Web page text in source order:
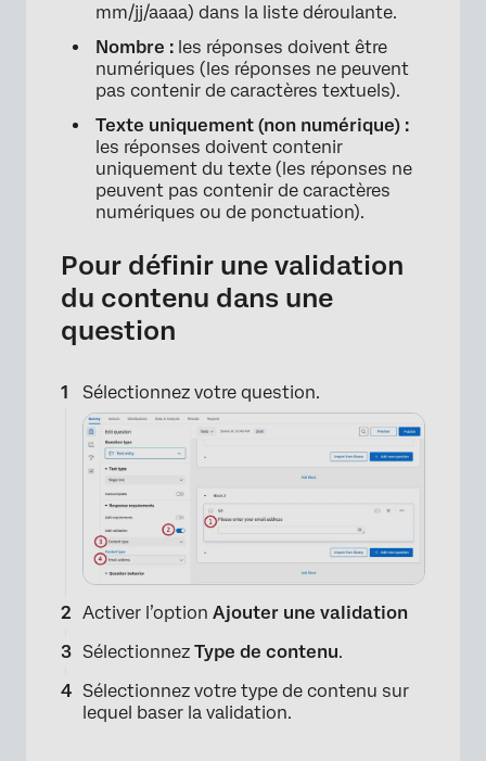
mm/jj/aaaa) dans la liste déroulante.
Nombre : les réponses doivent être
numériques (les réponses ne peuvent
pas contenir de caractères textuels).
Texte uniquement (non numérique) :
les réponses doivent contenir
uniquement du texte (les réponses ne
peuvent pas contenir de caractères
numériques ou de ponctuation).
Pour définir une validation
du contenu dans une
question
Sélectionnez votre question.
Activer l’option Ajouter une validation
Sélectionnez Type de contenu.
Sélectionnez votre type de contenu sur
lequel baser la validation.